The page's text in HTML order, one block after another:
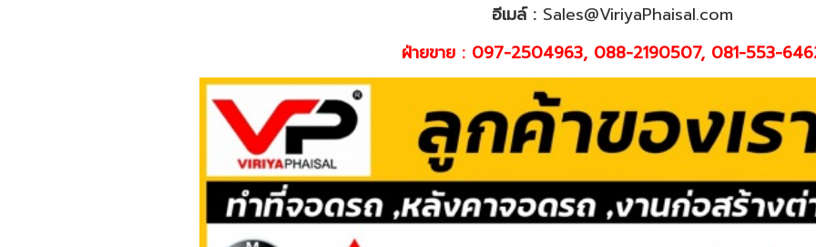
อีเมล์ : Sales@ViriyaPhaisal.com
ฝ่ายขาย : 097-2504963, 088-2190507, 081-553-